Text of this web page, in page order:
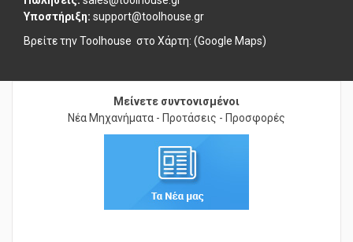
Πωλήσεις:
sales@toolhouse.gr
Υποστήριξη:
support@toolhouse.gr
Βρείτε την Toolhouse στο
Χάρτη: (Google Maps)
Μείνετε συντονισμένοι
Νέα Μηχανήματα - Προτάσεις - Προσφορές